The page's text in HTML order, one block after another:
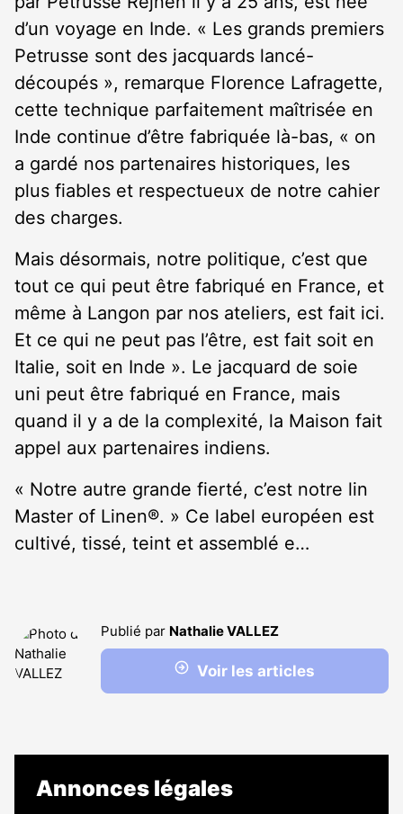
d’un voyage en Inde. « Les grands premiers
Petrusse sont des jacquards lancé-
découpés », remarque Florence Lafragette,
cette technique parfaitement maîtrisée en
Inde continue d’être fabriquée là-bas, « on
a gardé nos partenaires historiques, les
plus fiables et respectueux de notre cahier
des charges.
Mais désormais, notre politique, c’est que
tout ce qui peut être fabriqué en France, et
même à Langon par nos ateliers, est fait ici.
Et ce qui ne peut pas l’être, est fait soit en
Italie, soit en Inde ». Le jacquard de soie
uni peut être fabriqué en France, mais
quand il y a de la complexité, la Maison fait
appel aux partenaires indiens.
« Notre autre grande fierté, c’est notre lin
Master of Linen®. » Ce label européen est
cultivé, tissé, teint et assemblé e…
Publié par Nathalie VALLEZ
Voir les articles
Annonces légales